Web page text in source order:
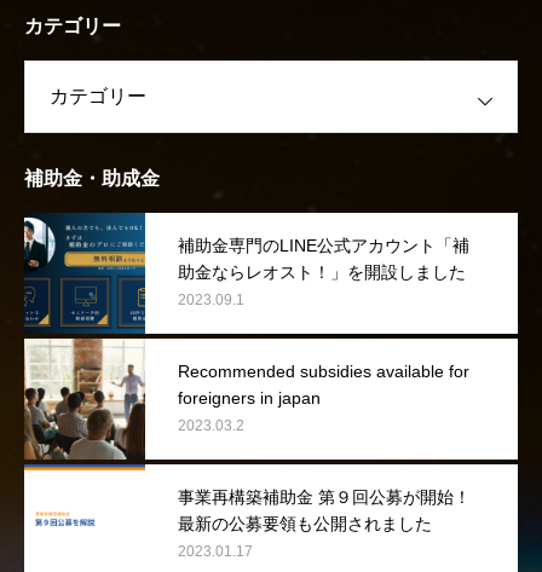
カテゴリー
補助金・助成金
補助金専門のLINE公式アカウント「補
助金ならレオスト！」を開設しました
2023.09.1
Recommended subsidies available for
foreigners in japan
2023.03.2
事業再構築補助金 第９回公募が開始！
最新の公募要領も公開されました
2023.01.17